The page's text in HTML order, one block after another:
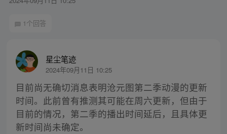
1个回答
星尘笔迹
2024年09月11日 10:25
目前尚无确切消息表明沧元图第二季动漫的更新
时间。此前曾有推测其可能在周六更新，但由于
目前的情况，第二季的播出时间延后，且具体更
新时间尚未确定。